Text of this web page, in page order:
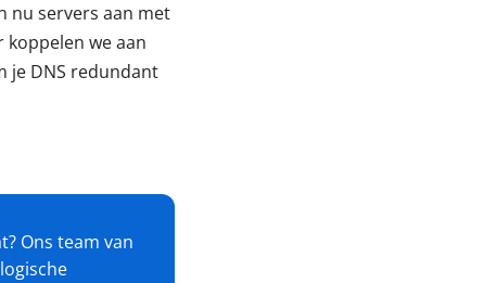
nu servers aan met
koppelen we aan
je DNS redundant
Ons team van